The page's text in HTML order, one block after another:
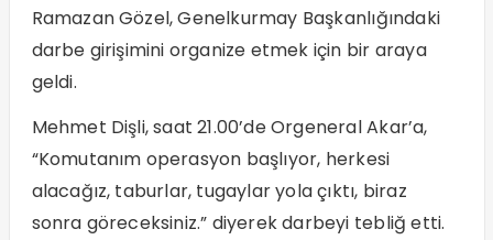
Ramazan Gözel, Genelkurmay Başkanlığındaki
darbe girişimini organize etmek için bir araya
geldi.
Mehmet Dişli, saat 21.00’de Orgeneral Akar’a,
“Komutanım operasyon başlıyor, herkesi
alacağız, taburlar, tugaylar yola çıktı, biraz
sonra göreceksiniz.” diyerek darbeyi tebliğ etti.